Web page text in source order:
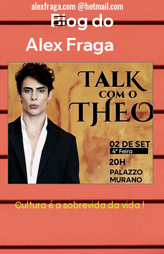
Cultura é a sobrevida da vida !
Blog do
Alex Fraga
alexfraga.com @hotmail.com